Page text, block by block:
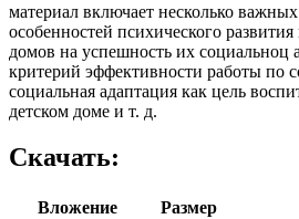
материал включает несколько
особенностей психического
домов на успешность их социальноц
критерий эффективности работы по
социальная адаптация как цель
детском доме и т. д.
Скачать:
Вложение
Размер